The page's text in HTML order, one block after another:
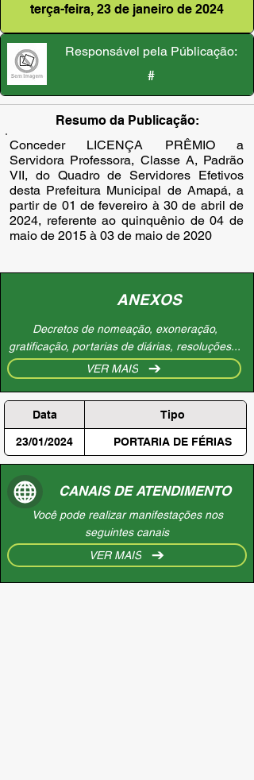
terça-feira, 23 de janeiro de 2024
Responsável pela Públicação:
#
Resumo da Publicação:
Conceder LICENÇA PRÊMIO a
Servidora Professora, Classe A, Padrão
VII, do Quadro de Servidores Efetivos
desta Prefeitura Municipal de Amapá, a
partir de 01 de fevereiro à 30 de abril de
2024, referente ao quinquênio de 04 de
maio de 2015 à 03 de maio de 2020
ANEXOS
Decretos de nomeação, exoneração,
gratificação, portarias de diárias, resoluções...
VER MAIS
Data Tipo
23/01/2024 PORTARIA DE FÉRIAS
CANAIS DE ATENDIMENTO
Você pode realizar manifestações nos
seguintes canais
VER MAIS